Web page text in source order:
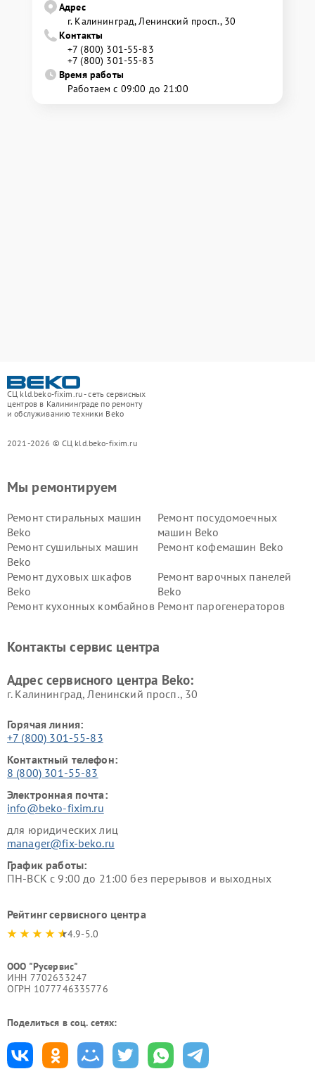
Адрес
г. Калининград, Ленинский просп., 30
Контакты
+7 (800) 301-55-83
+7 (800) 301-55-83
Время работы
Работаем с 09:00 до 21:00
СЦ kld.beko-fixim.ru - сеть сервисных
центров в Калининграде по ремонту
и обслуживанию техники Beko
2021-2026 © СЦ kld.beko-fixim.ru
Мы ремонтируем
Ремонт стиральных машин
Beko
Ремонт посудомоечных
машин Beko
Ремонт сушильных машин
Beko
Ремонт кофемашин Beko
Ремонт духовых шкафов
Beko
Ремонт варочных панелей
Beko
Ремонт кухонных комбайнов Ремонт парогенераторов
Ремонт холодильников Beko Ремонт морозильных камер
Контакты сервис центра
Адрес сервисного центра Beko:
г. Калининград, Ленинский просп., 30
Горячая линия:
+7 (800) 301-55-83
Контактный телефон:
8 (800) 301-55-83
Электронная почта:
info@beko-fixim.ru
для юридических лиц
manager@fix-beko.ru
График работы:
ПН-ВСК с 9:00 до 21:00 без перерывов и выходных
Рейтинг сервисного центра
4.9-5.0
ООО "Русервис"
ИНН 7702633247
ОГРН 1077746335776
Поделиться в соц. сетях: